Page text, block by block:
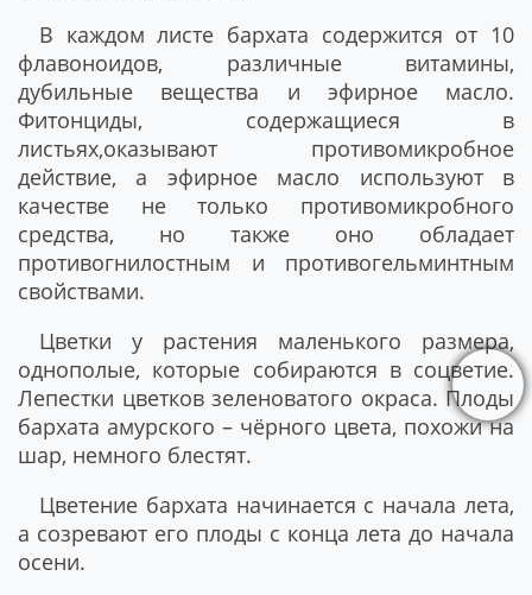
В каждом листе бархата содержится от 10
флавоноидов, различные витамины,
дубильные вещества и эфирное масло.
Фитонциды, содержащиеся в
листьях,оказывают противомикробное
действие, а эфирное масло используют в
качестве не только противомикробного
средства, но также оно обладает
противогнилостным и противогельминтным
свойствами.
Цветки у растения маленького размера,
однополые, которые собираются в соцветие.
Лепестки цветков зеленоватого окраса. Плоды
бархата амурского – чёрного цвета, похожи на
шар, немного блестят.
Цветение бархата начинается с начала лета,
а созревают его плоды с конца лета до начала
осени.